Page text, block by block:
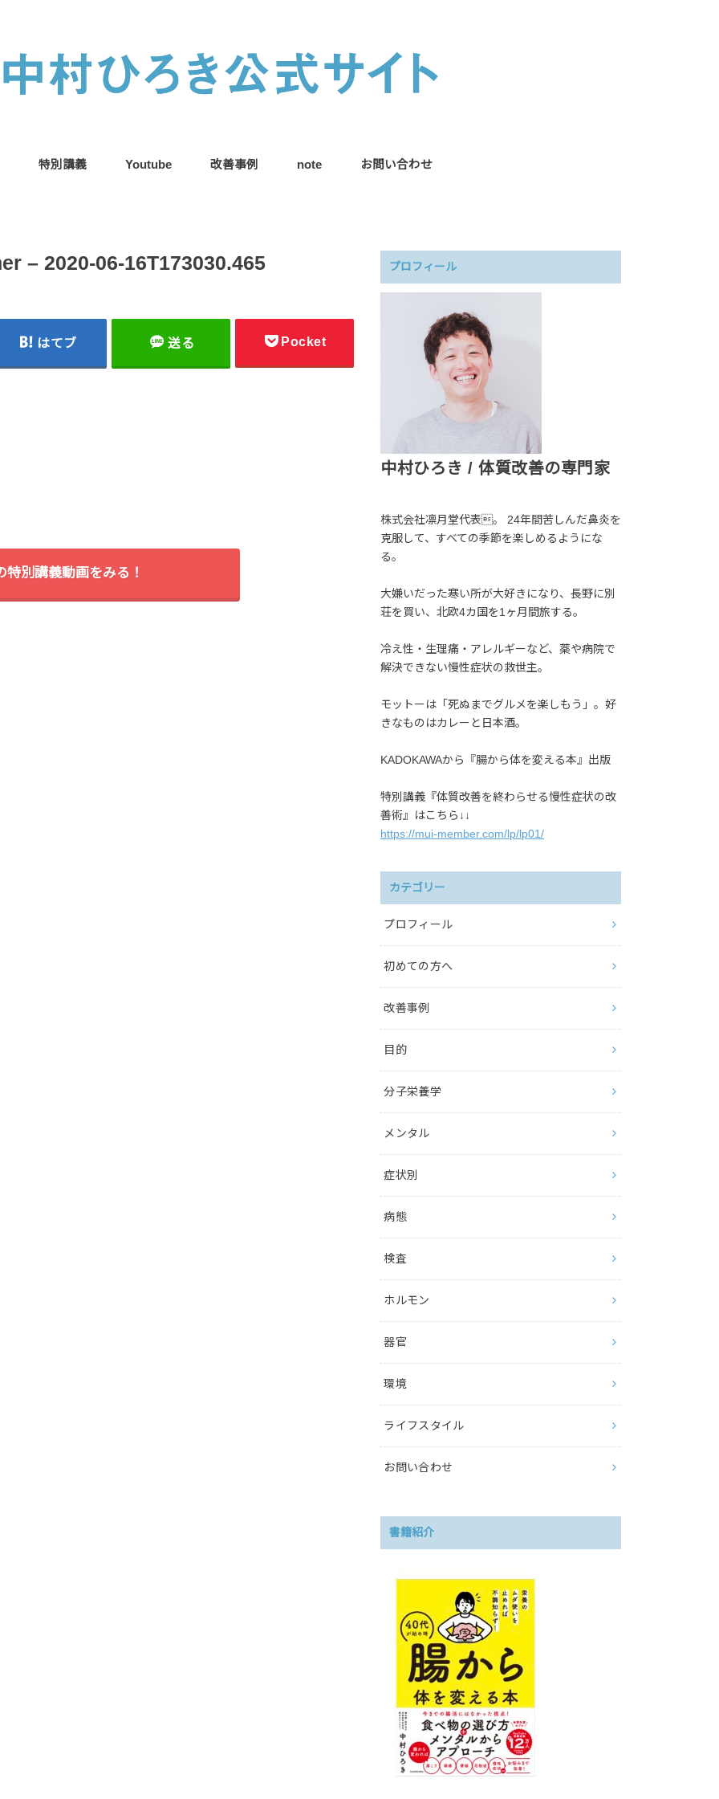
特別講義 Youtube 改善事例 note お問い合わせ
– 2020-06-16T173030.465
はてブ 送る Pocket
特別講義動画をみる！
プロフィール
中村ひろき / 体質改善の専門家
株式会社凛月堂代表。 24年間苦しんだ鼻炎を
克服して、すべての季節を楽しめるようにな
る。
大嫌いだった寒い所が大好きになり、長野に別
荘を買い、北欧4カ国を1ヶ月間旅する。
冷え性・生理痛・アレルギーなど、薬や病院で
解決できない慢性症状の救世主。
モットーは「死ぬまでグルメを楽しもう」。好
きなものはカレーと日本酒。
KADOKAWAから『腸から体を変える本』出版
特別講義『体質改善を終わらせる慢性症状の改
善術』はこちら↓↓
https://mui-member.com/lp/lp01/
カテゴリー
プロフィール
初めての方へ
改善事例
目的
分子栄養学
メンタル
症状別
病態
検査
ホルモン
器官
環境
ライフスタイル
お問い合わせ
書籍紹介